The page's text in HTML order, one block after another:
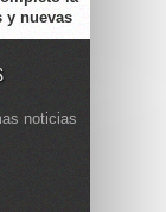
y nuevas
noticias